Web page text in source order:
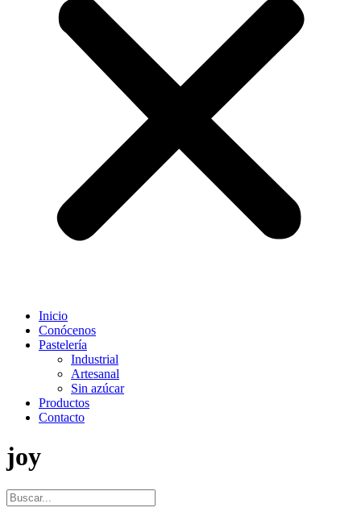
Inicio
Conócenos
Pastelería
Industrial
Artesanal
Sin azúcar
Productos
Contacto
joy